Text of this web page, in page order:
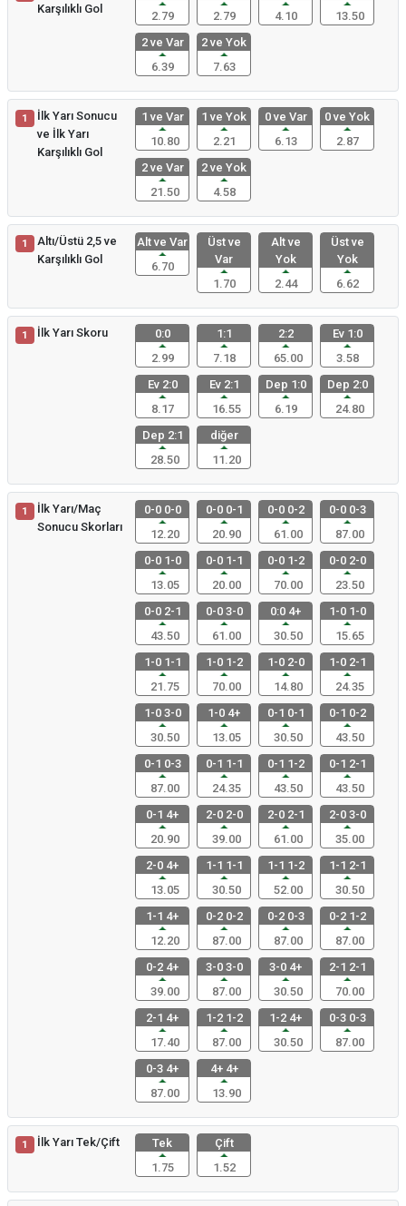
Karşılıklı Gol
2.79
2.79
4.10
13.50
2 ve Var
6.39
2 ve Yok
7.63
1
İlk Yarı Sonucu
ve İlk Yarı
Karşılıklı Gol
1 ve Var
10.80
1 ve Yok
2.21
0 ve Var
6.13
0 ve Yok
2.87
2 ve Var
21.50
2 ve Yok
4.58
1
Altı/Üstü 2,5 ve
Karşılıklı Gol
Alt ve Var
6.70
Üst ve
Var
1.70
Alt ve
Yok
2.44
Üst ve
Yok
6.62
1 İlk Yarı Skoru
0:0
2.99
1:1
7.18
2:2
65.00
Ev 1:0
3.58
Ev 2:0
8.17
Ev 2:1
16.55
Dep 1:0
6.19
Dep 2:0
24.80
Dep 2:1
28.50
diğer
11.20
1
İlk Yarı/Maç
Sonucu Skorları
0-0 0-0
12.20
0-0 0-1
20.90
0-0 0-2
61.00
0-0 0-3
87.00
0-0 1-0
13.05
0-0 1-1
20.00
0-0 1-2
70.00
0-0 2-0
23.50
0-0 2-1
43.50
0-0 3-0
61.00
0:0 4+
30.50
1-0 1-0
15.65
1-0 1-1
21.75
1-0 1-2
70.00
1-0 2-0
14.80
1-0 2-1
24.35
1-0 3-0
30.50
1-0 4+
13.05
0-1 0-1
30.50
0-1 0-2
43.50
0-1 0-3
87.00
0-1 1-1
24.35
0-1 1-2
43.50
0-1 2-1
43.50
0-1 4+
20.90
2-0 2-0
39.00
2-0 2-1
61.00
2-0 3-0
35.00
2-0 4+
13.05
1-1 1-1
30.50
1-1 1-2
52.00
1-1 2-1
30.50
1-1 4+
12.20
0-2 0-2
87.00
0-2 0-3
87.00
0-2 1-2
87.00
0-2 4+
39.00
3-0 3-0
87.00
3-0 4+
30.50
2-1 2-1
70.00
2-1 4+
17.40
1-2 1-2
87.00
1-2 4+
30.50
0-3 0-3
87.00
0-3 4+
87.00
4+ 4+
13.90
1 İlk Yarı Tek/Çift
Tek
1.75
Çift
1.52